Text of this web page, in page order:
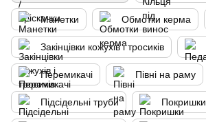
Манетки Обмотки керма
Закінцівки кожухів і тросиків
Перемикачі Півні на раму
Підсідельні труби Покришки